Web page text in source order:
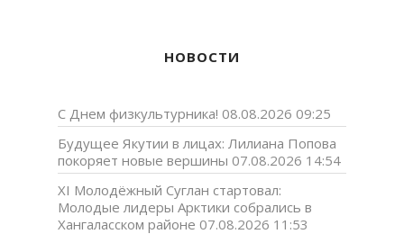
НОВОСТИ
С Днем физкультурника! 08.08.2026 09:25
Будущее Якутии в лицах: Лилиана Попова
покоряет новые вершины 07.08.2026 14:54
XI Молодёжный Суглан стартовал:
Молодые лидеры Арктики собрались в
Хангаласском районе 07.08.2026 11:53